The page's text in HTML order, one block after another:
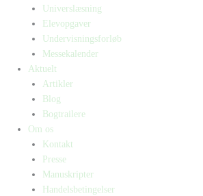
Universlæsning
Elevopgaver
Undervisningsforløb
Messekalender
Aktuelt
Artikler
Blog
Bogtrailere
Om os
Kontakt
Presse
Manuskripter
Handelsbetingelser